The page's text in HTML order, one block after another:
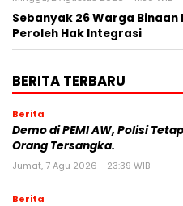
Sebanyak 26 Warga Binaan
Peroleh Hak Integrasi
BERITA TERBARU
Berita
Demo di PEMI AW, Polisi
Orang Tersangka.
Jumat, 7 Agu 2026 - 23:39 WIB
Berita